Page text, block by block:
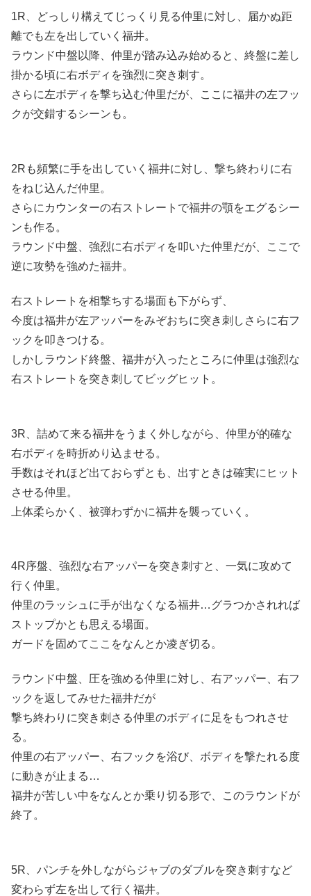
1R、どっしり構えてじっくり見る仲里に対し、届かぬ距
離でも左を出していく福井。
ラウンド中盤以降、仲里が踏み込み始めると、終盤に差し
掛かる頃に右ボディを強烈に突き刺す。
さらに左ボディを撃ち込む仲里だが、ここに福井の左フッ
クが交錯するシーンも。
2Rも頻繁に手を出していく福井に対し、撃ち終わりに右
をねじ込んだ仲里。
さらにカウンターの右ストレートで福井の顎をエグるシー
ンも作る。
ラウンド中盤、強烈に右ボディを叩いた仲里だが、ここで
逆に攻勢を強めた福井。
右ストレートを相撃ちする場面も下がらず、
今度は福井が左アッパーをみぞおちに突き刺しさらに右フ
ックを叩きつける。
しかしラウンド終盤、福井が入ったところに仲里は強烈な
右ストレートを突き刺してビッグヒット。
3R、詰めて来る福井をうまく外しながら、仲里が的確な
右ボディを時折めり込ませる。
手数はそれほど出ておらずとも、出すときは確実にヒット
させる仲里。
上体柔らかく、被弾わずかに福井を襲っていく。
4R序盤、強烈な右アッパーを突き刺すと、一気に攻めて
行く仲里。
仲里のラッシュに手が出なくなる福井…グラつかされれば
ストップかとも思える場面。
ガードを固めてここをなんとか凌ぎ切る。
ラウンド中盤、圧を強める仲里に対し、右アッパー、右フ
ックを返してみせた福井だが
撃ち終わりに突き刺さる仲里のボディに足をもつれさせ
る。
仲里の右アッパー、右フックを浴び、ボディを撃たれる度
に動きが止まる…
福井が苦しい中をなんとか乗り切る形で、このラウンドが
終了。
5R、パンチを外しながらジャブのダブルを突き刺すなど
変わらず左を出して行く福井。